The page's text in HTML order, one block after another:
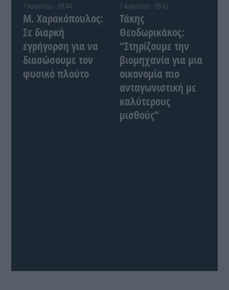
7 Αυγούστου - 09:44
Μ. Χαρακόπουλος:
Σε διαρκή
εγρήγορση για να
διασώσουμε τον
φυσικό πλούτο
7 Αυγούστου - 09:42
Τάκης
Θεοδωρικάκος:
“Στηρίζουμε την
βιομηχανία για μια
οικονομία πιο
ανταγωνιστική με
καλύτερους
μισθούς”